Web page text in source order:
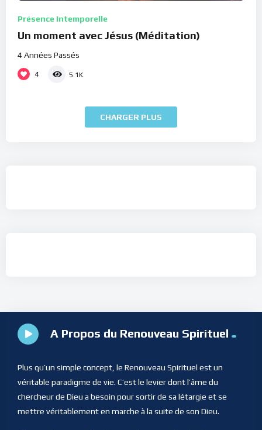
Présence Intemporelle
Un moment avec Jésus (Méditation)
4 Années Passés
4 5.1K
CHARGER PLUS
A Propos du Renouveau Spirituel
Plus qu’un simple concept, le Renouveau Spirituel est un
véritable paradigme de vie. C’est le levier dont l’âme du
chercheur de Dieu a besoin pour sortir de sa létargie et se
mettre véritablement en marche à la suite de son Dieu.